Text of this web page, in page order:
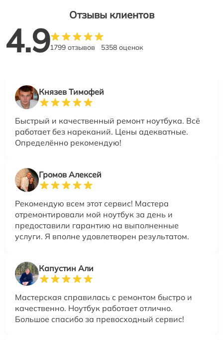
Отзывы клиентов
4.91799 отзывов 5358 оценок
Князев Тимофей
Быстрый и качественный ремонт ноутбука. Всё
работает без нареканий. Цены адекватные.
Определённо рекомендую!
Громов Алексей
Рекомендую всем этот сервис! Мастера
отремонтировали мой ноутбук за день и
предоставили гарантию на выполненные
услуги. Я вполне удовлетворен результатом.
Капустин Али
Мастерская справилась с ремонтом быстро и
качественно. Ноутбук работает отлично.
Большое спасибо за превосходный сервис!